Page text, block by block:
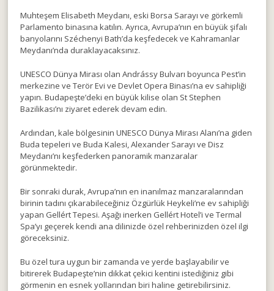
Muhteşem Elisabeth Meydanı, eski Borsa Sarayı ve görkemli
Parlamento binasına katılın. Ayrıca, Avrupa’nın en büyük şifalı
banyolarını Széchenyi Bath’da keşfedecek ve Kahramanlar
Meydanı’nda duraklayacaksınız.
UNESCO Dünya Mirası olan Andrássy Bulvarı boyunca Pest’in
merkezine ve Terör Evi ve Devlet Opera Binası’na ev sahipliği
yapın. Budapeşte’deki en büyük kilise olan St Stephen
Bazilikası’nı ziyaret ederek devam edin.
Ardından, kale bölgesinin UNESCO Dünya Mirası Alanı’na giden
Buda tepeleri ve Buda Kalesi, Alexander Sarayı ve Disz
Meydanı’nı keşfederken panoramik manzaralar
görünmektedir.
Bir sonraki durak, Avrupa’nın en inanılmaz manzaralarından
birinin tadını çıkarabileceğiniz Özgürlük Heykeli’ne ev sahipliği
yapan Gellért Tepesi. Aşağı inerken Gellért Hotel’i ve Termal
Spa’yı geçerek kendi ana dilinizde özel rehberinizden özel ilgi
göreceksiniz.
Bu özel tura uygun bir zamanda ve yerde başlayabilir ve
bitirerek Budapeşte’nin dikkat çekici kentini istediğiniz gibi
görmenin en esnek yollarından biri haline getirebilirsiniz.